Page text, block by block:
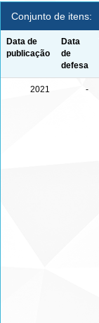
Conjunto de itens:
Data de
publicação
Data
de
defesa
2021 -